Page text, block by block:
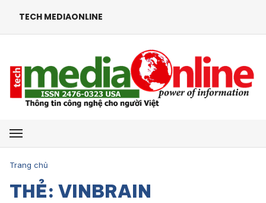
TECH MEDIAONLINE
Mở menu
Trang chủ
THẺ: VINBRAIN